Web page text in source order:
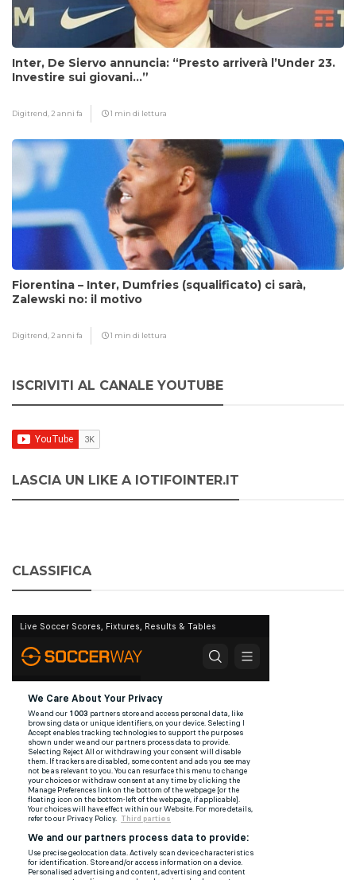
Inter, De Siervo annuncia: “Presto arriverà l’Under 23.
Investire sui giovani…”
Digitrend, 2 anni fa 1 min di lettura
Fiorentina – Inter, Dumfries (squalificato) ci sarà,
Zalewski no: il motivo
Digitrend, 2 anni fa 1 min di lettura
ISCRIVITI AL CANALE YOUTUBE
LASCIA UN LIKE A IOTIFOINTER.IT
CLASSIFICA